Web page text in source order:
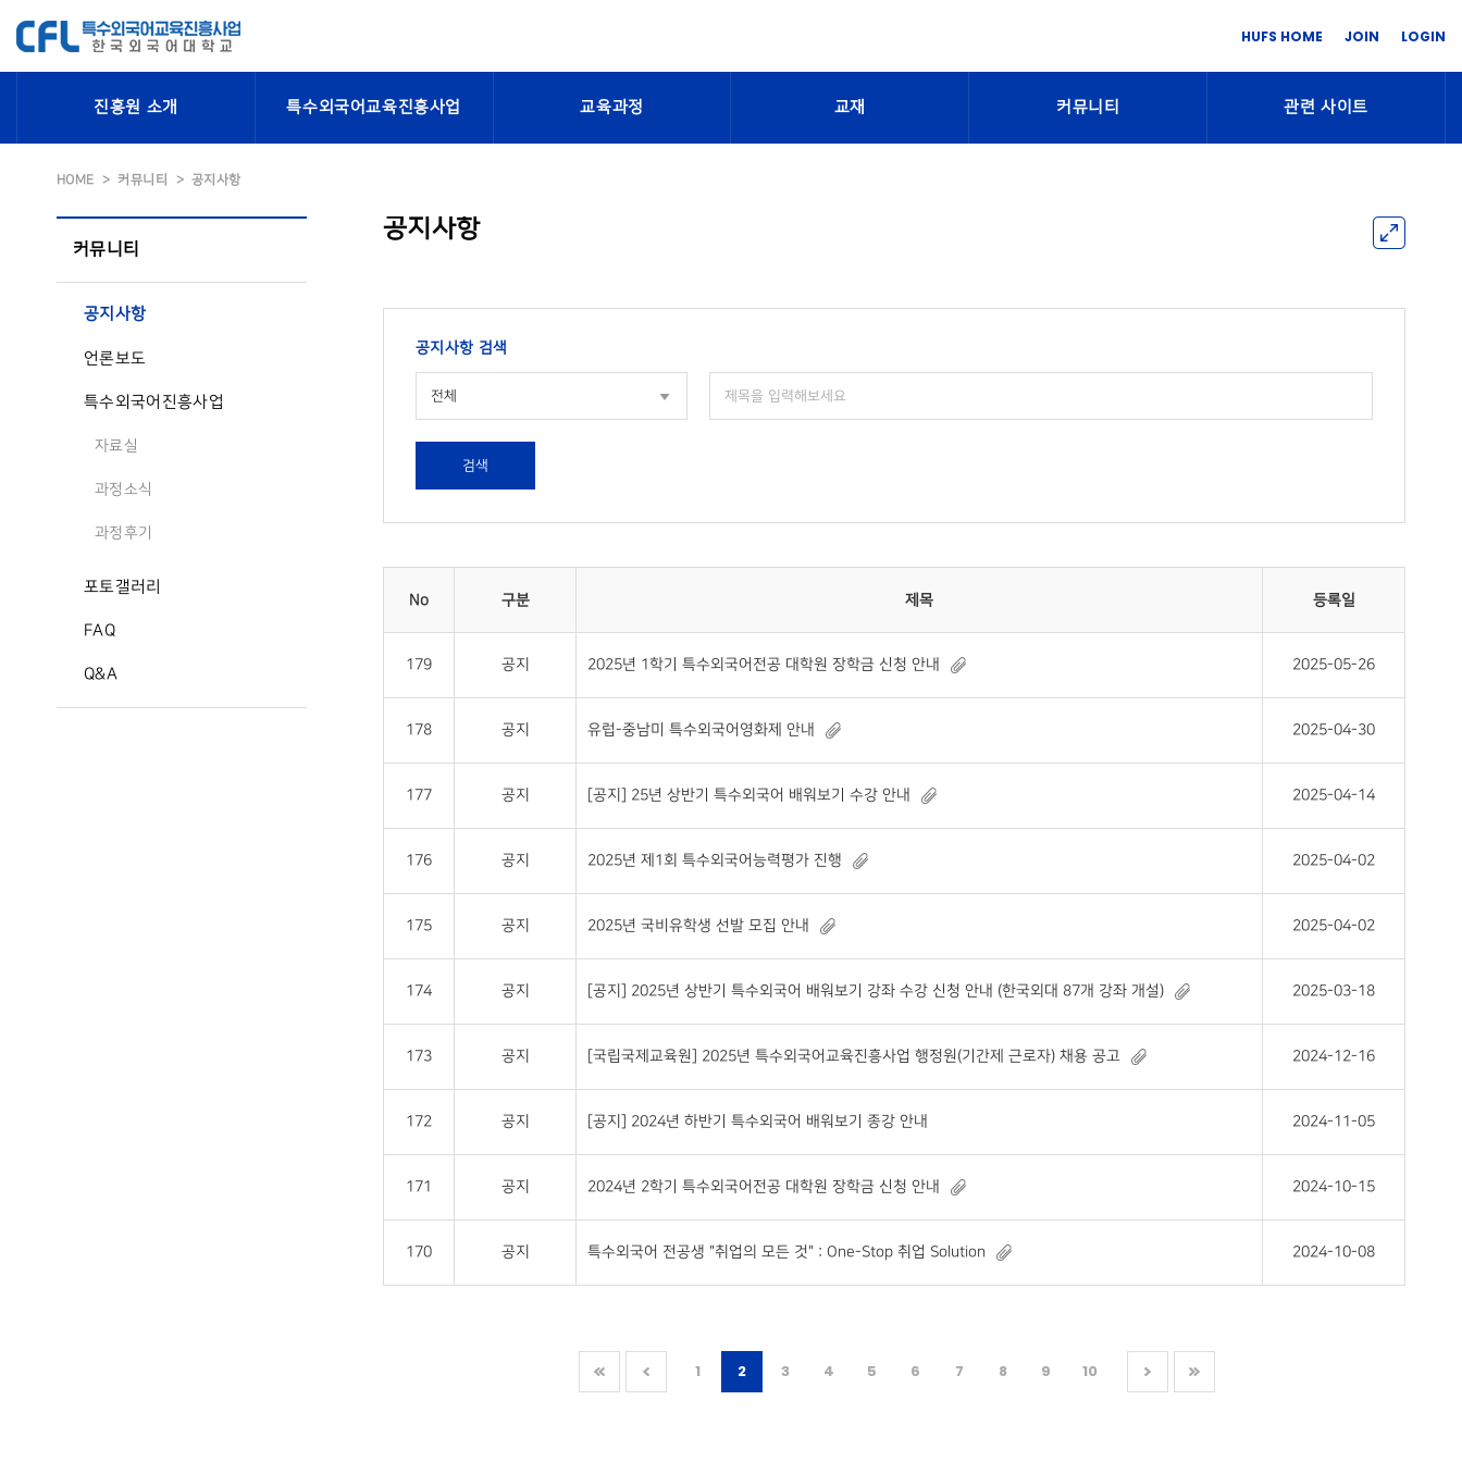
HUFS HOME JOIN LOGIN
진흥원 소개 특수외국어교육진흥사업 교육과정 교재 커뮤니티 관련 사이트
HOME 커뮤니티 공지사항
커뮤니티
공지사항
언론보도
특수외국어진흥사업
자료실
과정소식
과정후기
포토갤러리
FAQ
Q&A
공지사항
공지사항 검색
전체
검색
No 구분 제목 등록일
179 공지 2025년 1학기 특수외국어전공 대학원 장학금 신청 안내 2025-05-26
178 공지 유럽-중남미 특수외국어영화제 안내 2025-04-30
177 공지 [공지] 25년 상반기 특수외국어 배워보기 수강 안내 2025-04-14
176 공지 2025년 제1회 특수외국어능력평가 진행 2025-04-02
175 공지 2025년 국비유학생 선발 모집 안내 2025-04-02
174 공지 [공지] 2025년 상반기 특수외국어 배워보기 강좌 수강 신청 안내 (한국외대 87개 강좌 개설) 2025-03-18
173 공지 [국립국제교육원] 2025년 특수외국어교육진흥사업 행정원(기간제 근로자) 채용 공고 2024-12-16
172 공지 [공지] 2024년 하반기 특수외국어 배워보기 종강 안내 2024-11-05
171 공지 2024년 2학기 특수외국어전공 대학원 장학금 신청 안내 2024-10-15
170 공지 특수외국어 전공생 "취업의 모든 것" : One-Stop 취업 Solution 2024-10-08
1 2 3 4 5 6 7 8 9 10